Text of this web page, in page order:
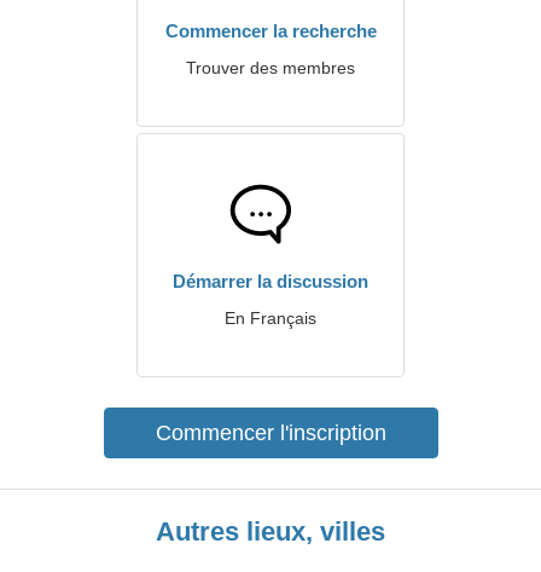
Commencer la recherche
Trouver des membres
Démarrer la discussion
En Français
Commencer l'inscription
Autres lieux, villes